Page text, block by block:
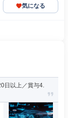
気になる
日以上／賞与4.